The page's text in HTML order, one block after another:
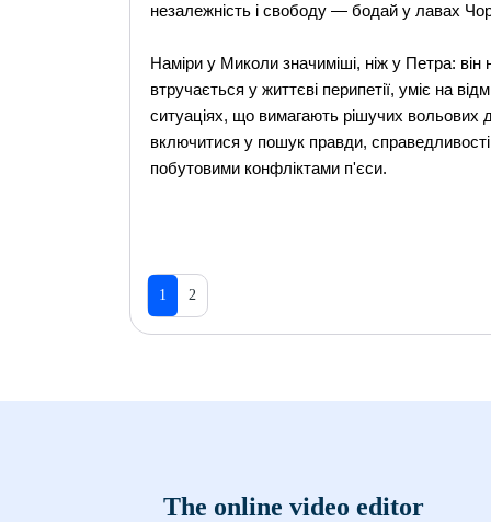
незалежність і свободу — бодай у лавах
Наміри у Миколи значиміші, ніж у Петра:
втручається у життєві перипетії, уміє на
ситуаціях, що вимагають рішучих вольових
включитися у пошук правди,
побутовими конфліктами п'єси.
1 2
The online video editor